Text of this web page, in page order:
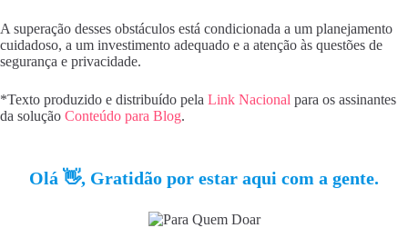
A superação desses obstáculos está condicionada a um planejamento
cuidadoso, a um investimento adequado e a atenção às questões de
segurança e privacidade.
*Texto produzido e distribuído pela Link Nacional para os assinantes
da solução Conteúdo para Blog.
Olá 👋, Gratidão por estar aqui com a gente.